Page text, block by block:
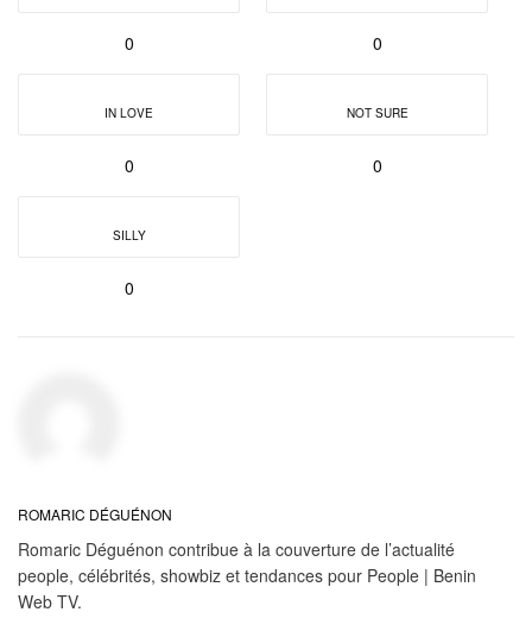
0 0
IN LOVE
0
NOT SURE
0
SILLY
0
ROMARIC DÉGUÉNON
Romaric Déguénon contribue à la couverture de l’actualité
people, célébrités, showbiz et tendances pour People | Benin
Web TV.